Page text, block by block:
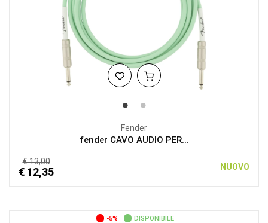
Fender
fender CAVO AUDIO PER...
€ 13,00
€ 12,35 NUOVO
-5% DISPONIBILE